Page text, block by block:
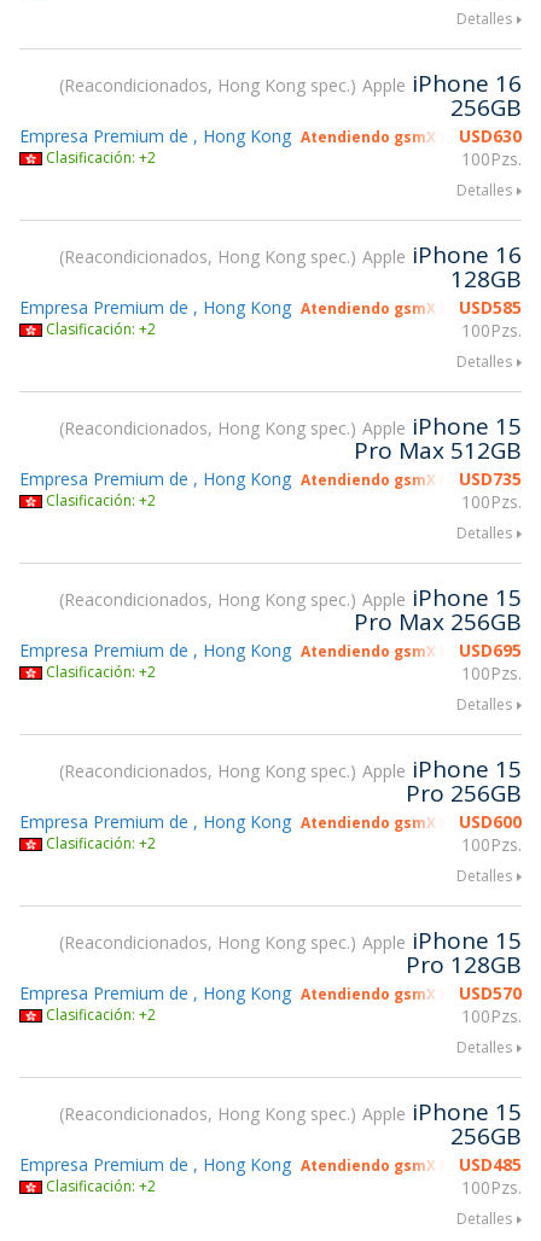
Detalles
Reacondicionados, Hong Kong spec. Apple iPhone 16
256GB
USD630
100Pzs.
Empresa Premium de , Hong Kong Atendiendo gsmX Hong Kong
Clasificación: +2
Detalles
Reacondicionados, Hong Kong spec. Apple iPhone 16
128GB
USD585
100Pzs.
Empresa Premium de , Hong Kong Atendiendo gsmX Hong Kong
Clasificación: +2
Detalles
Reacondicionados, Hong Kong spec. Apple iPhone 15
Pro Max 512GB
USD735
100Pzs.
Empresa Premium de , Hong Kong Atendiendo gsmX Hong Kong
Clasificación: +2
Detalles
Reacondicionados, Hong Kong spec. Apple iPhone 15
Pro Max 256GB
USD695
100Pzs.
Empresa Premium de , Hong Kong Atendiendo gsmX Hong Kong
Clasificación: +2
Detalles
Reacondicionados, Hong Kong spec. Apple iPhone 15
Pro 256GB
USD600
100Pzs.
Empresa Premium de , Hong Kong Atendiendo gsmX Hong Kong
Clasificación: +2
Detalles
Reacondicionados, Hong Kong spec. Apple iPhone 15
Pro 128GB
USD570
100Pzs.
Empresa Premium de , Hong Kong Atendiendo gsmX Hong Kong
Clasificación: +2
Detalles
Reacondicionados, Hong Kong spec. Apple iPhone 15
256GB
USD485
100Pzs.
Empresa Premium de , Hong Kong Atendiendo gsmX Hong Kong
Clasificación: +2
Detalles